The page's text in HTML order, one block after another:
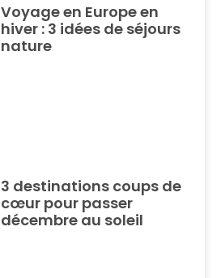
Voyage en Europe en
hiver : 3 idées de séjours
nature
3 destinations coups de
cœur pour passer
décembre au soleil